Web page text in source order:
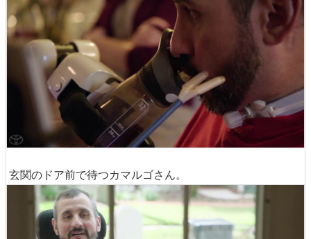
玄関のドア前で待つカマルゴさん。